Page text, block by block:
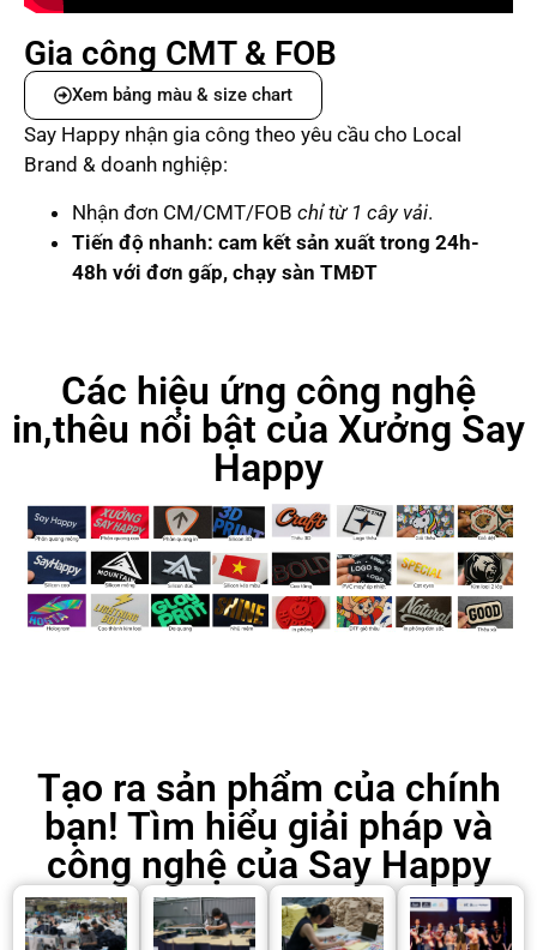
Gia công CMT & FOB
Xem bảng màu & size chart
Say Happy nhận gia công theo yêu cầu cho Local
Brand & doanh nghiệp:
Nhận đơn CM/CMT/FOB chỉ từ 1 cây vải.
Tiến độ nhanh: cam kết sản xuất trong 24h-
48h với đơn gấp, chạy sàn TMĐT
Các hiệu ứng công nghệ
in,thêu nổi bật của Xưởng Say
Happy
Tạo ra sản phẩm của chính
bạn! Tìm hiểu giải pháp và
công nghệ của Say Happy